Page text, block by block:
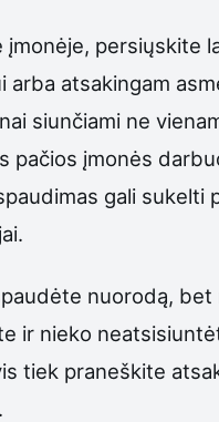
persiųskite
arba atsakingam
siunčiami ne
pačios įmonės
gali sukelti
nuorodą, bet
ir nieko
tiek praneškite